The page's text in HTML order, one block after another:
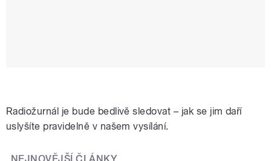
Radiožurnál je bude bedlivě sledovat – jak se jim daří
uslyšíte pravidelně v našem vysílání.